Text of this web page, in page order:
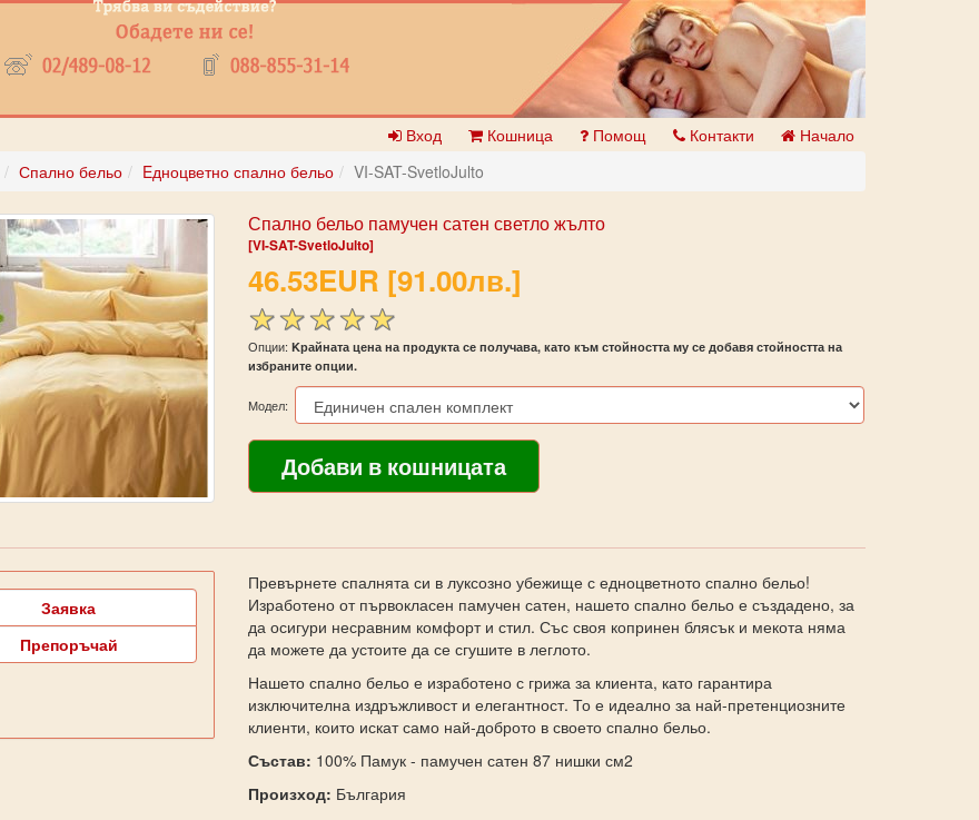
Вход Кошница Помощ Контакти Начало
Спално бельо Eдноцветно спално бельо VI-SAT-SvetloJulto
Спално бельо памучен сатен светло жълто
[VI-SAT-SvetloJulto]
46.53EUR [91.00лв.]
Опции: Kрайната цена на продукта се получава, като към стойността му се добавя стойността на
избраните опции.
Модел:
Заявка
Препоръчай
Превърнете спалнята си в луксозно убежище с едноцветното спално бельо!
Изработено от първокласен памучен сатен, нашето спално бельо е създадено, за
да осигури несравним комфорт и стил. Със своя копринен блясък и мекота няма
да можете да устоите да се сгушите в леглото.
Нашето спално бельо е изработено с грижа за клиента, като гарантира
изключителна издръжливост и елегантност. То е идеално за най-претенциозните
клиенти, които искат само най-доброто в своето спално бельо.
Състав: 100% Памук - памучен сатен 87 нишки см2
Произход: България